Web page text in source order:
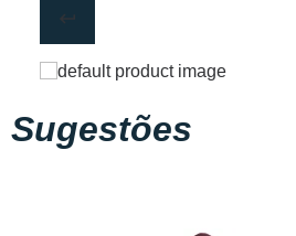
Sugestões